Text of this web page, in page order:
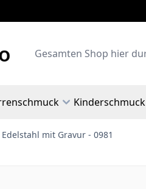
Search
Kinderschmuck
mit Gravur - 0981